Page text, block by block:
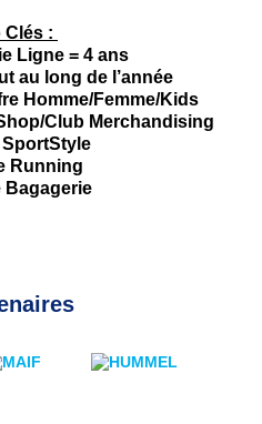
Clés :
Ligne = 4 ans
au long de l’année
Homme/Femme/Kids
Club Merchandising
SportStyle
Running
Bagagerie